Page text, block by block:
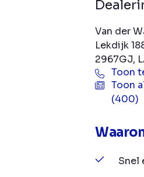
Van der
Lekdijk
2967GJ,
Toon
Toon
(400)
Snel